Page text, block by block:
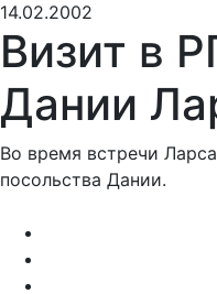
14.02.2002
Визит в
Дании
Во время встречи
посольства Дании.